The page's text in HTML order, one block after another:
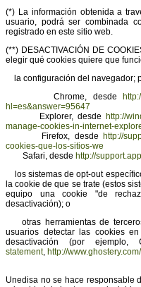
(*) La información obtenida a
usuario, podrá ser combinada
registrado en este sitio web.
(**) DESACTIVACIÓN DE
elegir qué cookies quiere que
la configuración del navegador;
Chrome, desde
hl=es&answer=95647
Explorer, desde http://
manage-cookies-in-internet-
Firefox, desde http://
cookies-que-los-sitios-we
Safari, desde http://
los sistemas de opt-out
la cookie de que se trate (estos
equipo una cookie "de
desactivación); o
otras herramientas de
usuarios detectar las cookies
desactivación (por ejemplo,
statement, http://
Unedisa no se hace responsable